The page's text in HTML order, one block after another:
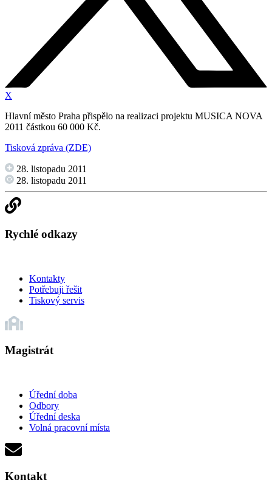
X
Hlavní město Praha přispělo na realizaci projektu MUSICA NOVA
2011 částkou 60 000 Kč.
Tisková zpráva (ZDE)
28. listopadu 2011
28. listopadu 2011
Rychlé odkazy
Kontakty
Potřebuji řešit
Tiskový servis
Magistrát
Úřední doba
Odbory
Úřední deska
Volná pracovní místa
Kontakt